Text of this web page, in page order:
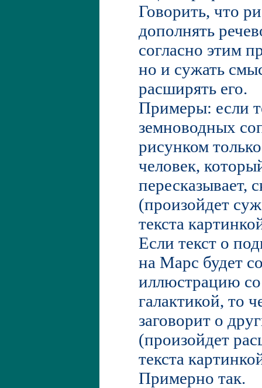
Говорить, что
дополнять
согласно этим
но и сужать
расширять его.
Примеры: если
земноводных
рисунком
человек,
пересказывает,
(произойдет
текста
Если текст о
на Марс будет
иллюстрацию со
галактикой, то
заговорит о
(произойдет
текста
Примерно так.